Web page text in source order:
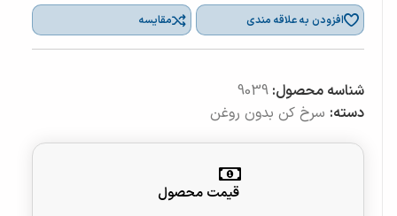
افزودن به علاقه مندی مقایسه
شناسه محصول: 9039
دسته: سرخ کن بدون روغن
قیمت محصول